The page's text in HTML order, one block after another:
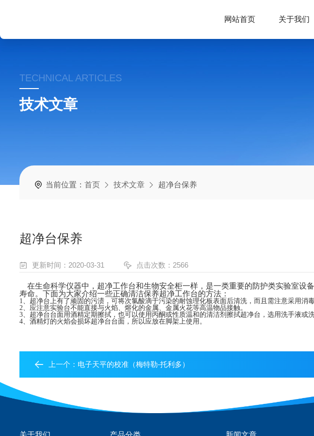
网站首页 关于我们
TECHNICAL ARTICLES
技术文章
当前位置：首页 技术文章 超净台保养
超净台保养
更新时间：2020-03-31 点击次数：2566
在生命科学仪器中，超净工作台和生物安全柜一样，是一类重要的防护类实验室
寿命。下面为大家介绍一些正确清洁保养超净工作台的方法：
1、 超净台上有了顽固的污渍，可将次氯酸滴于污染的耐蚀理化板表面后清洗，而且需注意采用消
2、应注意实验台不能直接与火焰、熔化的金属、金属火花等高温物品接触。
3、 超净台台面用酒精定期擦拭，也可以使用丙酮或性质温和的清洁剂擦拭超净台 ，选用洗手液或
4、酒精灯的火焰会损坏超净台台面，所以应放在脚架上使用。
上一个： 电子天平的校准（梅特勒-托利多）